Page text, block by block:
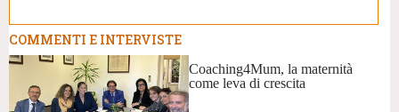
COMMENTI E INTERVISTE
Coaching4Mum, la maternità
come leva di crescita